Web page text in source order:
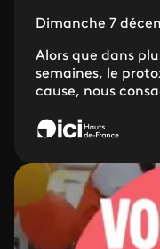
Dimanche 7
Alors que dans
semaines, le
cause, nous